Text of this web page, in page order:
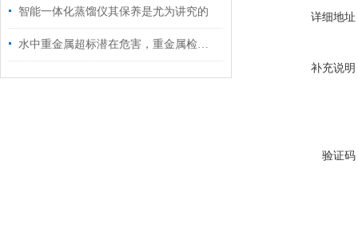
智能一体化蒸馏仪其保养是尤为讲究的
水中重金属超标潜在危害，重金属检测仪来帮忙
详细地址
补充说明
验证码